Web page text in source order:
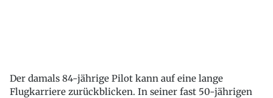
Der damals 84-jährige Pilot kann auf eine lange
Flugkarriere zurückblicken. In seiner fast 50-jährigen